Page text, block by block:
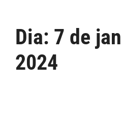
Dia: 7 de
2024